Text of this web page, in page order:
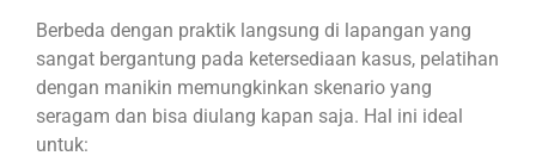
Berbeda dengan praktik langsung di lapangan yang
sangat bergantung pada ketersediaan kasus, pelatihan
dengan manikin memungkinkan skenario yang
seragam dan bisa diulang kapan saja. Hal ini ideal
untuk: